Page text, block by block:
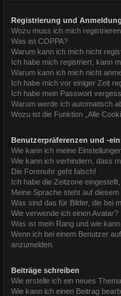
Registrierung und Anmeldung
Wozu muss ich mich
Was ist COPPA?
Warum kann ich mich nicht
Ich habe mich registriert, kann
Warum kann ich mich nicht
Ich habe mich vor einiger Zeit
Ich habe mein Passwort
Warum werde ich automatisch
Wozu ist die Funktion „Alle
Benutzerpräferenzen und -
Wie kann ich meine
Wie kann ich verhindern, dass
Die Forenuhr geht falsch!
Ich habe die Zeitzone
Meine Sprache steht auf
Was sind das für Bilder, die bei
Wie verwende ich einen Avatar?
Was ist mein Rang und wie
Wenn ich bei einem Benutzer
anzumelden.
Beiträge schreiben
Wie erstelle ich ein neues
Wie kann ich einen Beitrag